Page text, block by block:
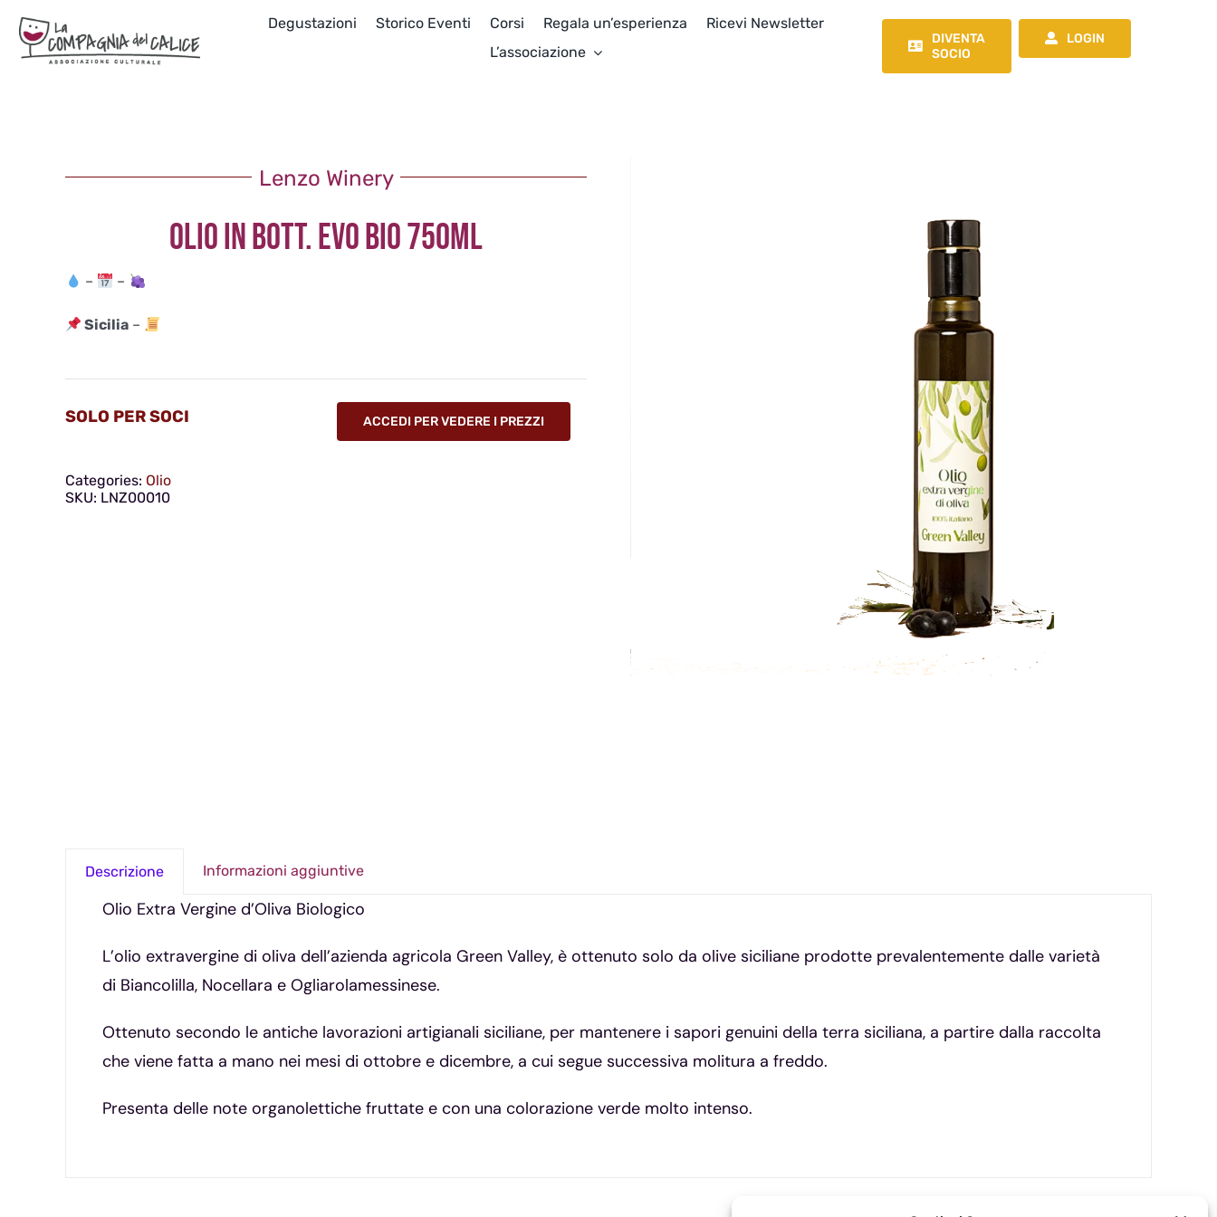
contenuto
Degustazioni Storico Eventi Corsi Regala un’esperienza
Ricevi Newsletter
L’associazione
DIVENTA
SOCIO
LOGIN
Lenzo Winery
OLIO IN BOTT. EVO BIO 750ML
– –
Sicilia –
SOLO PER SOCI ACCEDI PER VEDERE I PREZZI
Categories: Olio
SKU: LNZ00010
Descrizione Informazioni aggiuntive
Olio Extra Vergine d’Oliva Biologico
L’olio extravergine di oliva dell’azienda agricola Green Valley, è ottenuto solo da olive siciliane prodotte prevalentemente dalle varietà
di Biancolilla, Nocellara e Ogliarolamessinese.
Ottenuto secondo le antiche lavorazioni artigianali siciliane, per mantenere i sapori genuini della terra siciliana, a partire dalla raccolta
che viene fatta a mano nei mesi di ottobre e dicembre, a cui segue successiva molitura a freddo.
Presenta delle note organolettiche fruttate e con una colorazione verde molto intenso.